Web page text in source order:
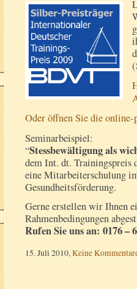
Oder öffnen Sie die
Seminarbeispiel:
“Stessbewältigung als
dem Int. dt. Trainingspreis
eine Mitarbeiterschulung
Gesundheitsförderung.
Gerne erstellen wir Ihnen
Rahmenbedingungen
Rufen Sie uns an: 0176 –
15. Juli 2010, Keine